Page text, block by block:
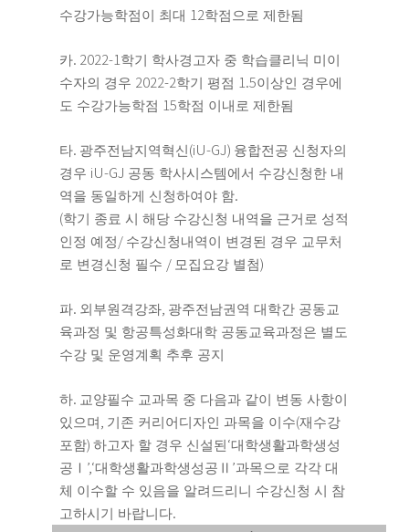
수강가능학점이 최대 12학점으로 제한됨
카. 2022-1 학기 학사경고자 중 학습클리닉 미이
수자의 경우 2022-2학기 평점 1.5이상인 경우에
도 수강가능학점 15학점 이내로 제한됨
타. 광주전남지역혁신 (iU-GJ) 융합전공 신청자의
경우 iU-GJ 공동 학사시스템에서 수강신청한 내
역을 동일하게 신청하여야 함.
(학기 종료 시 해당 수강신청 내역을 근거로 성적
인정 예정/ 수강신청내역이 변경된 경우 교무처
로 변경신청 필수 / 모집요강 별첨)
파. 외부원격강좌 광주전남권역 대학간 공동교
육과정 및 항공특성화대학 공동교육과정은 별도
수강 및 운영계획 추후 공지
하. 교양필수 교과목 중 다음과 같이 변동 사항이
있으며
기존 커리어디자인 과목을 이수(재수강
포함) 하고자 할 경우 신설된 ‘대학생활과학생성
공 Ⅰ ’,‘대학생활과학생성공 Ⅱ ’과목으로 각각 대
체 이수할 수 있음을 알려드리니 수강신청 시 참
고하시기 바랍니다.